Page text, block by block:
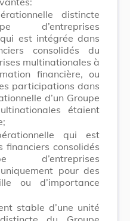
distincte
d’entreprises
est intégrée dans
consolidés du
multinationales à
financière, ou
participations dans
d’un Groupe
étaient
qui est
financiers consolidés
d’entreprises
pour des
ou d’importance
stable d’une unité